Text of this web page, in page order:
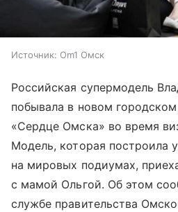
Источник: Om1 Омск
Российская супермодель
побывала в новом
«Сердце Омска» во время
Модель, которая построила
на мировых подиумах,
с мамой Ольгой. Об этом
службе правительства